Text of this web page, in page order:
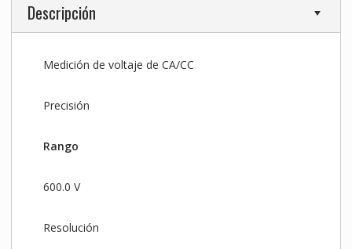
Descripción
Medición de voltaje de CA/CC
Precisión
Rango
600.0 V
Resolución